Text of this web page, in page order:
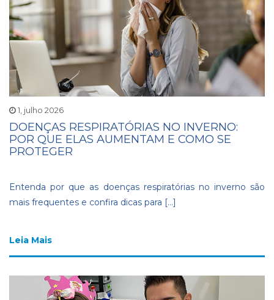
1, julho 2026
DOENÇAS RESPIRATÓRIAS NO INVERNO:
POR QUE ELAS AUMENTAM E COMO SE
PROTEGER
Entenda por que as doenças respiratórias no inverno são
mais frequentes e confira dicas para […]
Leia Mais